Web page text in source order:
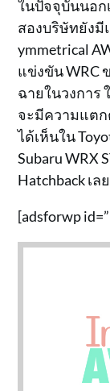
ในปัจจุบันนอก
สองบริษัทยัง
ymmetrical
แข่งขัน WRC
ฉายในวงการ
จะมีความแตก
ได้เห็นใน
Subaru WRX
Hatchback เ
[adsforwp